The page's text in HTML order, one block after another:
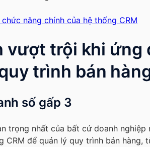
chức năng chính của hệ thống CRM
vượt trội khi ứng
trình bán
số gấp 3
trọng nhất của bất cứ doanh nghiệp
CRM để quản lý quy trình bán